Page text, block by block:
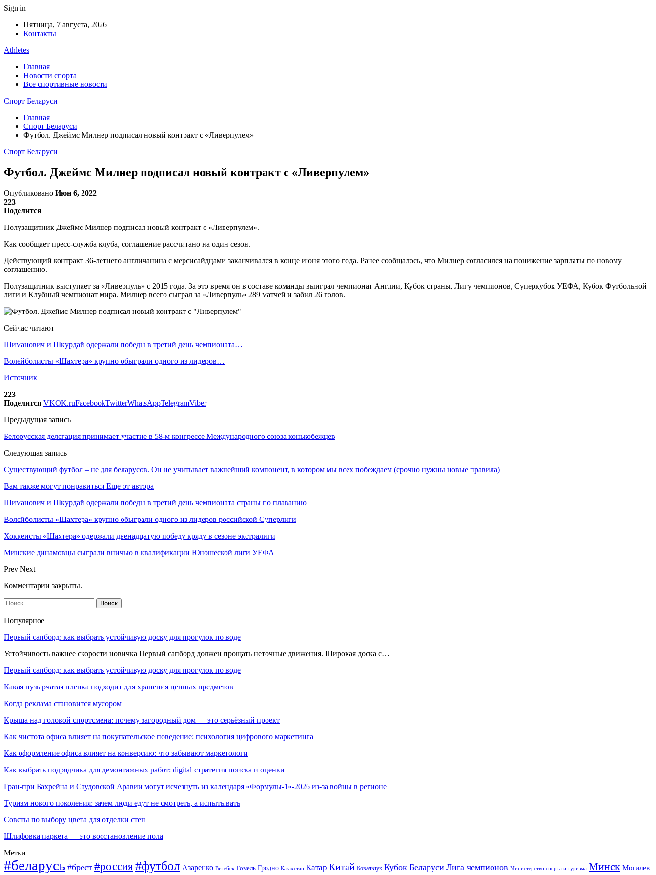
Sign in
Пятница, 7 августа, 2026
Контакты
Athletes
Главная
Новости спорта
Все спортивные новости
Спорт Беларуси
Главная
Спорт Беларуси
Футбол. Джеймс Милнер подписал новый контракт с «Ливерпулем»
Спорт Беларуси
Футбол. Джеймс Милнер подписал новый контракт с «Ливерпулем»
Опубликовано Июн 6, 2022
223
Поделится
Полузащитник Джеймс Милнер подписал новый контракт с «Ливерпулем».
Как сообщает пресс-служба клуба, соглашение рассчитано на один сезон.
Действующий контракт 36-летнего англичанина с мерсисайдцами заканчивался в конце июня этого года. Ранее сообщалось, что Милнер согласился на понижение зарплаты по новому
соглашению.
Полузащитник выступает за «Ливерпуль» с 2015 года. За это время он в составе команды выиграл чемпионат Англии, Кубок страны, Лигу чемпионов, Суперкубок УЕФА, Кубок Футбольной
лиги и Клубный чемпионат мира. Милнер всего сыграл за «Ливерпуль» 289 матчей и забил 26 голов.
Сейчас читают
Шиманович и Шкурдай одержали победы в третий день чемпионата…
Волейболисты «Шахтера» крупно обыграли одного из лидеров…
Источник
223
Поделится VKOK.ruFacebookTwitterWhatsAppTelegramViber
Предыдущая запись
Белорусская делегация принимает участие в 58-м конгрессе Международного союза конькобежцев
Следующая запись
Существующий футбол – не для беларусов. Он не учитывает важнейший компонент, в котором мы всех побеждаем (срочно нужны новые правила)
Вам также могут понравиться Еще от автора
Шиманович и Шкурдай одержали победы в третий день чемпионата страны по плаванию
Волейболисты «Шахтера» крупно обыграли одного из лидеров российской Суперлиги
Хоккеисты «Шахтера» одержали двенадцатую победу кряду в сезоне экстралиги
Минские динамовцы сыграли вничью в квалификации Юношеской лиги УЕФА
Prev Next
Комментарии закрыты.
Популярное
Первый сапборд: как выбрать устойчивую доску для прогулок по воде
Устойчивость важнее скорости новичка Первый сапборд должен прощать неточные движения. Широкая доска с…
Первый сапборд: как выбрать устойчивую доску для прогулок по воде
Какая пузырчатая пленка подходит для хранения ценных предметов
Когда реклама становится мусором
Крыша над головой спортсмена: почему загородный дом — это серьёзный проект
Как чистота офиса влияет на покупательское поведение: психология цифрового маркетинга
Как оформление офиса влияет на конверсию: что забывают маркетологи
Как выбрать подрядчика для демонтажных работ: digital-стратегия поиска и оценки
Гран-при Бахрейна и Саудовской Аравии могут исчезнуть из календаря «Формулы-1»-2026 из-за войны в регионе
Туризм нового поколения: зачем люди едут не смотреть, а испытывать
Советы по выбору цвета для отделки стен
Шлифовка паркета — это восстановление пола
Метки
#беларусь #брест #россия#футбол Азаренко Витебск Гомель Гродно Казахстан Катар Китай Ковальчук Кубок Беларуси Лига чемпионов Министерство спорта и туризма Минск Могилев